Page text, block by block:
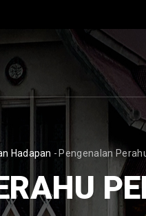
Hadapan - Pengenalan